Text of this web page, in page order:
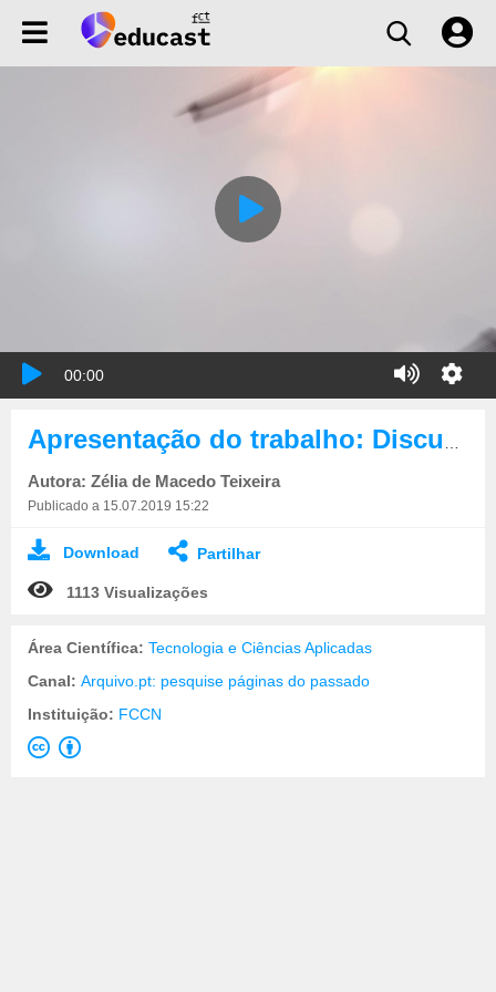
00:00
Autora: Zélia de Macedo Teixeira
Publicado a 15.07.2019 15:22
Download Partilhar
1113 Visualizações
Área Científica: Tecnologia e Ciências Aplicadas
Canal: Arquivo.pt: pesquise páginas do passado
Instituição: FCCN